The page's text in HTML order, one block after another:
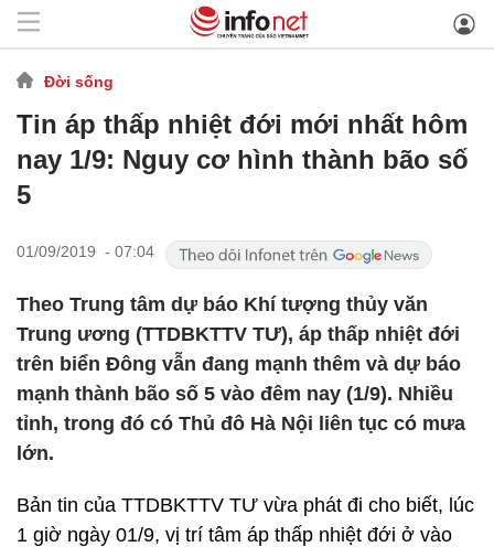
Đời sống
Tin áp thấp nhiệt đới mới nhất hôm
nay 1/9: Nguy cơ hình thành bão số
5
01/09/2019 - 07:04
Theo Trung tâm dự báo Khí tượng thủy văn
Trung ương (TTDBKTTV TƯ), áp thấp nhiệt đới
trên biển Đông vẫn đang mạnh thêm và dự báo
mạnh thành bão số 5 vào đêm nay (1/9). Nhiều
tỉnh, trong đó có Thủ đô Hà Nội liên tục có mưa
lớn.
Bản tin của TTDBKTTV TƯ vừa phát đi cho biết, lúc
1 giờ ngày 01/9, vị trí tâm áp thấp nhiệt đới ở vào